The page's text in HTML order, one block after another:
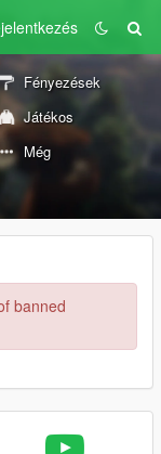
Fényezések
Játékos
Még
banned